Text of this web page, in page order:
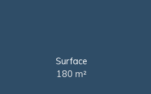
Surface
180m²